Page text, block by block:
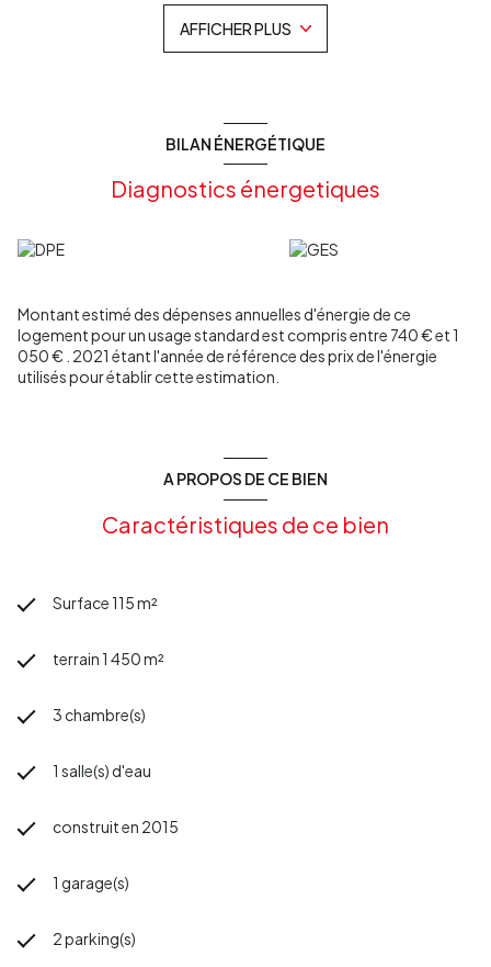
grande salle d'eau avec wc, un celier, un garage attenant de 31M2
Le séjour ouvre sur une grande terrasse couverte donnant sur
Pour plus d'informations ou pour organiser une visite, n’hésitez
pas à nous contacter au O5 56 62 31 89.
Les informations sur les risques auxquels ce bien est exposé
www.georisques.gouv.fr
AFFICHER PLUS
BILAN ÉNERGÉTIQUE
Diagnostics énergetiques
Montant estimé des dépenses annuelles d'énergie de ce
logement pour un usage standard est compris entre 740 € et 1
050 € . 2021 étant l'année de référence des prix de l'énergie
utilisés pour établir cette estimation.
A PROPOS DE CE BIEN
Caractéristiques de ce bien
Surface 115 m²
terrain 1 450 m²
3 chambre(s)
1 salle(s) d'eau
construit en 2015
1 garage(s)
2 parking(s)